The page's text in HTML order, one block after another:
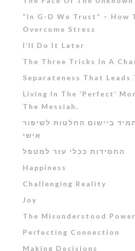
“In G-D We Trust” – How
Overcome Stress
I’ll Do It Later
The Three Tricks In A
Separateness That Leads
Living In The ‘Perfect’
The Messiah.
ביישום החלטות לשיפור
אישי
החסידות ככלי עזר למטפל
Happiness
Challenging Reality
Joy
The Misunderstood
Perfecting Connection
Making Decisions